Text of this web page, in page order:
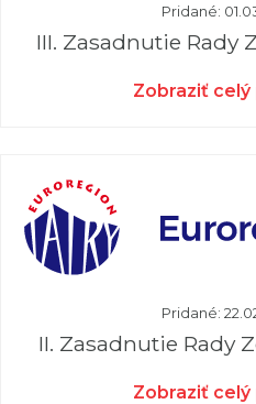
Pridané:
III. Zasadnutie Rady
Zobraziť
Pridané:
II. Zasadnutie Rady
Zobraziť